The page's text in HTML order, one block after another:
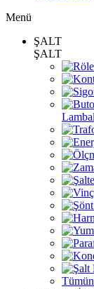
Menü
ŞALT
ŞALT